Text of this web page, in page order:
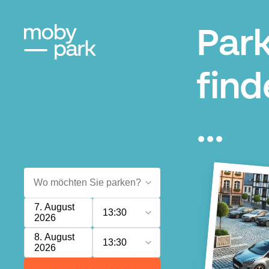
...
7. August
2026
13:30
8. August
2026
13:30